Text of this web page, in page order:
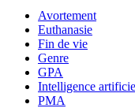
Avortement
Euthanasie
Fin de vie
Genre
GPA
Intelligence
PMA